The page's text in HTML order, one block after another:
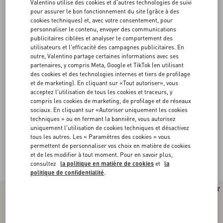
Valentino Garavani Rockstud Spike(16)
Valentino utilise des cookies et d'autres technologies de suivi
pour assurer le bon fonctionnement du site (grâce à des
cookies techniques) et, avec votre consentement, pour
personnaliser le contenu, envoyer des communications
publicitaires ciblées et analyser le comportement des
utilisateurs et l'efficacité des campagnes publicitaires. En
outre, Valentino partage certaines informations avec ses
partenaires, y compris Meta, Google et TikTok (en utilisant
des cookies et des technologies internes et tiers de profilage
et de marketing). En cliquant sur «Tout autoriser», vous
acceptez l'utilisation de tous les cookies et traceurs, y
compris les cookies de marketing, de profilage et de réseaux
sociaux. En cliquant sur «Autoriser uniquement les cookies
techniques » ou en fermant la bannière, vous autorisez
uniquement l'utilisation de cookies techniques et désactivez
tous les autres. Les « Paramètres des cookies » vous
permettent de personnaliser vos choix en matière de cookies
et de les modifier à tout moment. Pour en savoir plus,
consultez
la politique en matière de cookies et la
politique de confidentialité.